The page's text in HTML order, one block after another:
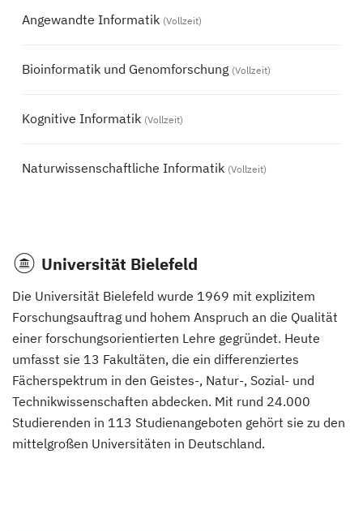
Angewandte Informatik (Vollzeit)
Bioinformatik und Genomforschung (Vollzeit)
Kognitive Informatik (Vollzeit)
Naturwissenschaftliche Informatik (Vollzeit)
Universität Bielefeld
Die Universität Bielefeld wurde 1969 mit explizitem
Forschungsauftrag und hohem Anspruch an die Qualität
einer forschungsorientierten Lehre gegründet. Heute
umfasst sie 13 Fakultäten, die ein differenziertes
Fächerspektrum in den Geistes-, Natur-, Sozial- und
Technikwissenschaften abdecken. Mit rund 24.000
Studierenden in 113 Studienangeboten gehört sie zu den
mittelgroßen Universitäten in Deutschland.